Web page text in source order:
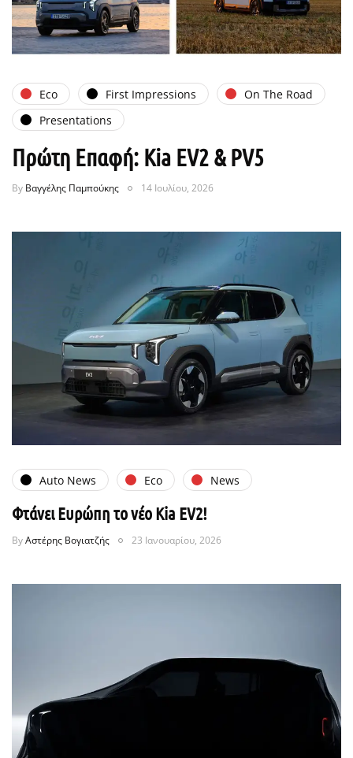
Eco First Impressions
On The Road
Presentations
Πρώτη Επαφή: Kia EV2 & PV5
By Βαγγέλης Παμπούκης 14 Ιουλίου, 2026
Auto News Eco News
Φτάνει Ευρώπη το νέο Kia EV2!
ByΑστέρης Βογιατζής 23 Ιανουαρίου, 2026